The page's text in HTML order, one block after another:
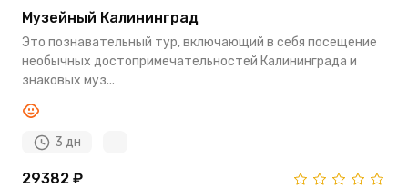
Музейный Калининград
Это познавательный тур, включающий в себя посещение
необычных достопримечательностей Калининграда и
знаковых муз...
3 дн
29382 ₽